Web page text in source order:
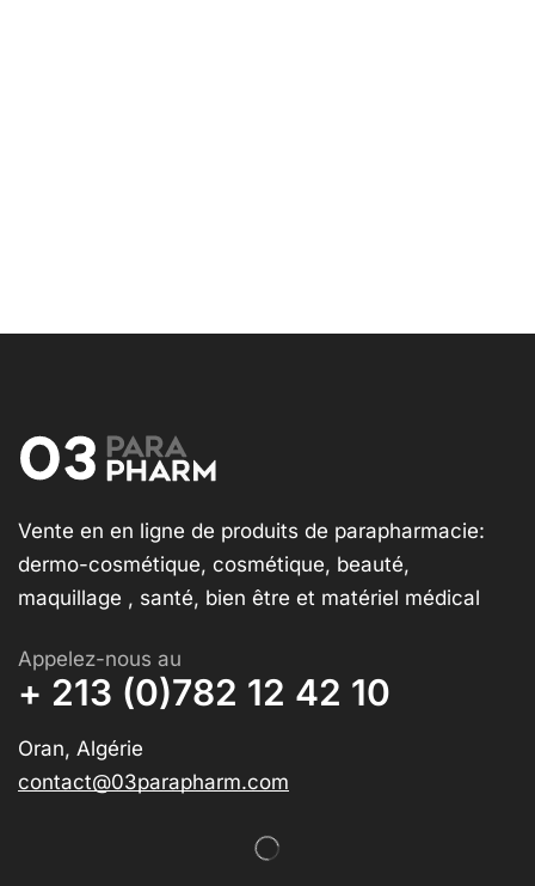
Vente en en ligne de produits de parapharmacie:
dermo-cosmétique, cosmétique, beauté,
maquillage , santé, bien être et matériel médical
Appelez-nous au
+ 213 (0)782 12 42 10
Oran, Algérie
contact@03parapharm.com